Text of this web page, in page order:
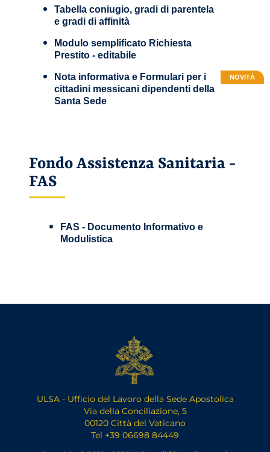
Tabella coniugio, gradi di parentela
e gradi di affinità
Modulo semplificato Richiesta
Prestito - editabile
Nota informativa e Formulari per i
cittadini messicani dipendenti della
Santa Sede
NOVITÀ
Fondo Assistenza Sanitaria -
FAS
FAS - Documento Informativo e
Modulistica
ULSA - Ufficio del Lavoro della Sede Apostolica
Via della Conciliazione, 5
00120 Città del Vaticano
Tel +39 06698 84449